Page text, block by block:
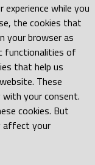
while you
the cookies that
your browser as
functionalities of
that help us
These
your consent.
cookies. But
affect your